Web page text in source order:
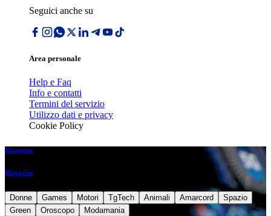
Seguici anche su
Area personale
Help e Faq
Info e contatti
Termini del servizio
Utilizzo dati e privacy
Cookie Policy
Magazine
Magazine
Donne Games Motori TgTech Animali Amarcord
Spazio
Green
Oroscopo Modamania